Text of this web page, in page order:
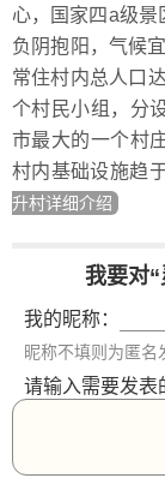
心，国家四a级景
负阴抱阳，气候
常住村内总人口
个村民小组，分
市最大的一个村
村内基础设施趋
升村详细介绍
我要对
我的昵称：
昵称不填则为匿名
请输入需要发表